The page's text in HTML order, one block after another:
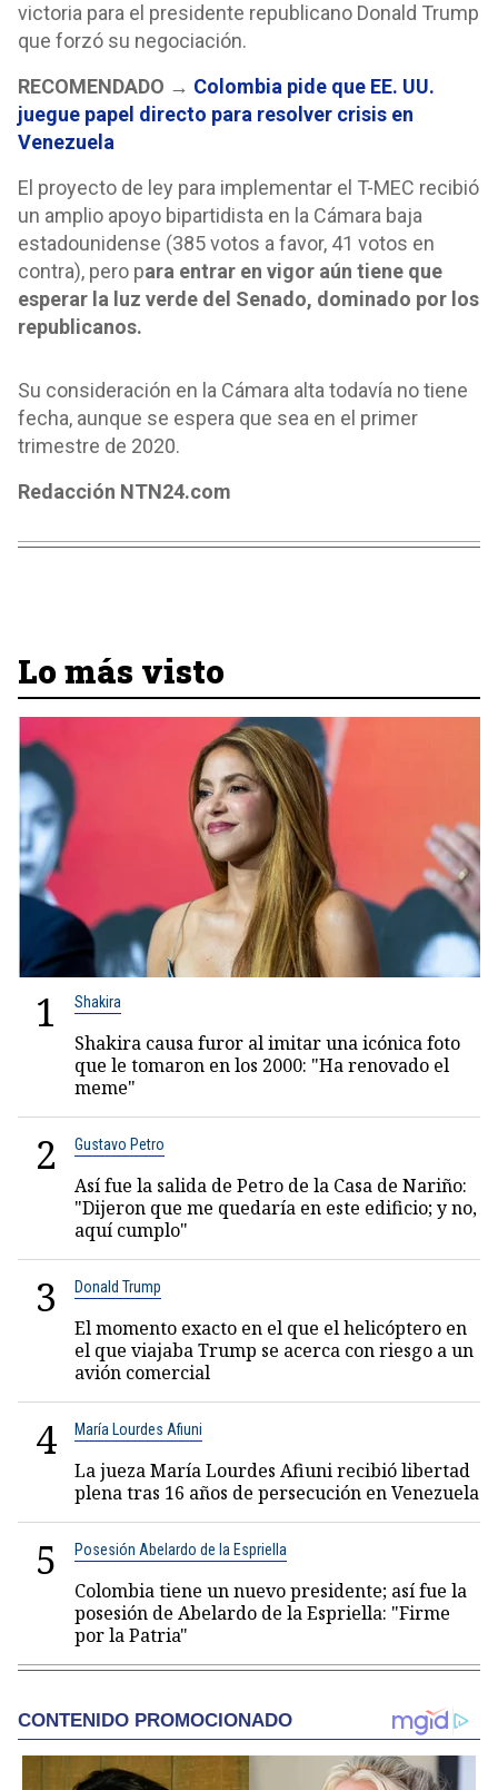
victoria para el presidente republicano Donald Trump
que forzó su negociación.
RECOMENDADO → Colombia pide que EE. UU.
juegue papel directo para resolver crisis en
Venezuela
El proyecto de ley para implementar el T-MEC recibió
un amplio apoyo bipartidista en la Cámara baja
estadounidense (385 votos a favor, 41 votos en
contra), pero para entrar en vigor aún tiene que
esperar la luz verde del Senado, dominado por los
republicanos.
Su consideración en la Cámara alta todavía no tiene
fecha, aunque se espera que sea en el primer
trimestre de 2020.
Redacción NTN24.com
Lo más visto
1 Shakira
Shakira causa furor al imitar una icónica foto
que le tomaron en los 2000: "Ha renovado el
meme"
2 Gustavo Petro
Así fue la salida de Petro de la Casa de Nariño:
"Dijeron que me quedaría en este edificio; y no,
aquí cumplo"
3 Donald Trump
El momento exacto en el que el helicóptero en
el que viajaba Trump se acerca con riesgo a un
avión comercial
4 María Lourdes Afiuni
La jueza María Lourdes Afiuni recibió libertad
plena tras 16 años de persecución en Venezuela
5 Posesión Abelardo de la Espriella
Colombia tiene un nuevo presidente; así fue la
posesión de Abelardo de la Espriella: "Firme
por la Patria"